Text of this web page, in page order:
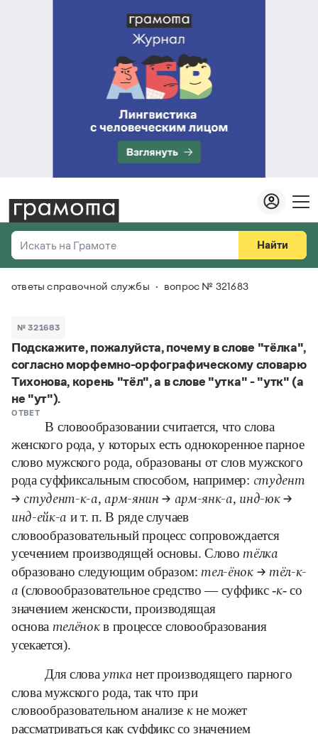
Искать на Грамоте
Справочная служба
Все вопросы
Словари
Большой орфоэпический словарь русского языка
Большой толковый словарь русских глаголов
Большой толковый словарь русских существительных
Большой толковый словарь русского языка
Большой универсальный словарь русского языка
Русский орфографический словарь
Русское словесное ударение
Современный словарь иностранных слов
Словарь антонимов
Словарь методических терминов
Словарь русских имён
Словарь синонимов
Словарь собственных имён
Словарь трудностей русского языка
Управление в русском языке
Словари русского языка как государственного
Справочники
Найти
Везде
Поиск по всем разделам
Словари
Большой орфоэпический словарь русского языка
Словарь трудностей русского языка
Русское словесное ударение
Словарь собственных имён
Большой универсальный словарь русского языка
Большой толковый словарь русского языка
Современный словарь иностранных слов
Большой толковый словарь русских
существительных
Большой толковый словарь русских глаголов
Словарь синонимов
Словарь антонимов
Управление в русском языке
Словарь русских имён
Словарь методических терминов
Справочники
Правила русской орфографии и пунктуации
Русский язык: краткий теоретический курс для
школьников
Письмовник
Справочник по пунктуации
Словарь-справочник трудностей русского языка
Справочник по фразеологии
Словарь-справочник «Непростые слова»
Азбучные истины
Правила русской орфографии и пунктуации
(1956)
Учебник
Журнал
Можно использовать знаки подстановки
? — для любого символа, включая пробелы и дефисы (к?
мпания,тер?а?а,общественно?полезный)
*
— для любого количества символов, кроме пробела
(видео-*,ране*ый
ответы справочной службы вопрос № 321683
№ 321683
Подскажите, пожалуйста, почему в слове "тёлка",
согласно морфемно-орфографическому словарю
Тихонова, корень "тёл", а в слове "утка" - "утк" (а
не "ут").
ОТВЕТ
В словообразовании считается, что слова
женского рода, у которых есть однокоренное парное
слово мужского рода, образованы от слов мужского
рода суффиксальным способом, например: студент
→ студент-к-а, арм-янин→ арм-янк-а, инд-юк →
инд-ейк-а и т. п. В ряде случаев
словообразовательный процесс сопровождается
усечением производящей основы. Слово тёлка
образовано следующим образом: тел-ёнок → тёл-к-
а (словообразовательное средство ― суффикс -к- со
значением женскости, производящая
основа телёнокв процессе словообразования
усекается).
Для словаутка нет производящего парного
слова мужского рода, так что при
словообразовательном анализе кне может
рассматриваться как суффикс со значением